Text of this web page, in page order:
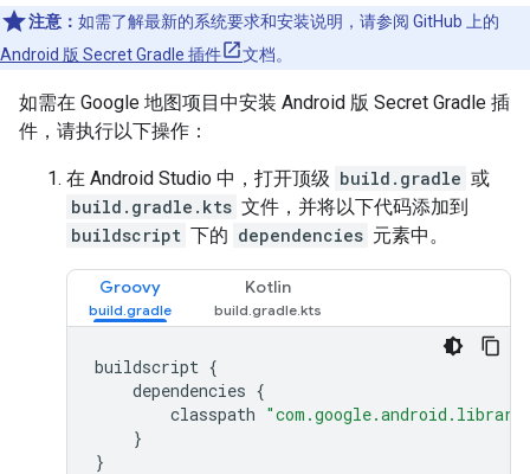
注意： 如需了解最新的系统要求和安装说明，请参阅 GitHub 上的
Android 版 Secret Gradle 插件
文档。
如需在 Google 地图项目中安装 Android 版 Secret Gradle 插
件，请执行以下操作：
在 Android Studio 中，打开顶级 build.gradle 或
build.gradle.kts 文件，并将以下代码添加到
buildscript 下的 dependencies 元素中。
Groovy Kotlin
buildscript {
dependencies {
classpath
}
}